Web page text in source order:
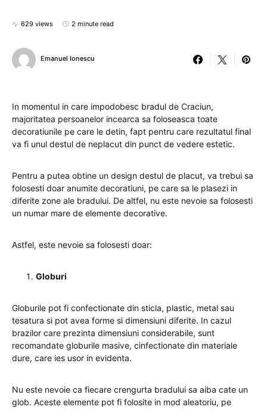
629 views 2 minute read
Emanuel Ionescu
In momentul in care impodobesc bradul de Craciun,
majoritatea persoanelor incearca sa foloseasca toate
decoratiunile pe care le detin, fapt pentru care rezultatul final
va fi unul destul de neplacut din punct de vedere estetic.
Pentru a putea obtine un design destul de placut, va trebui sa
folosesti doar anumite decoratiuni, pe care sa le plasezi in
diferite zone ale bradului. De altfel, nu este nevoie sa folosesti
un numar mare de elemente decorative.
Astfel, este nevoie sa folosesti doar:
Globuri
Globurile pot fi confectionate din sticla, plastic, metal sau
tesatura si pot avea forme si dimensiuni diferite. In cazul
brazilor care prezinta dimensiuni considerabile, sunt
recomandate globurile masive, cinfectionate din materiale
dure, care ies usor in evidenta.
Nu este nevoie ca fiecare crengurta bradului sa aiba cate un
glob. Aceste elemente pot fi folosite in mod aleatoriu, pe